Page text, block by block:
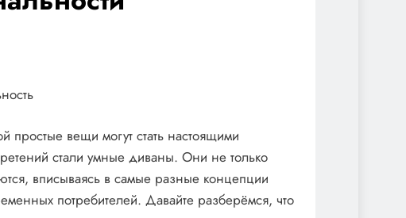
вещи могут стать настоящими
стали умные диваны. Они не только
вписываясь в самые разные концепции
потребителей. Давайте разберёмся, что